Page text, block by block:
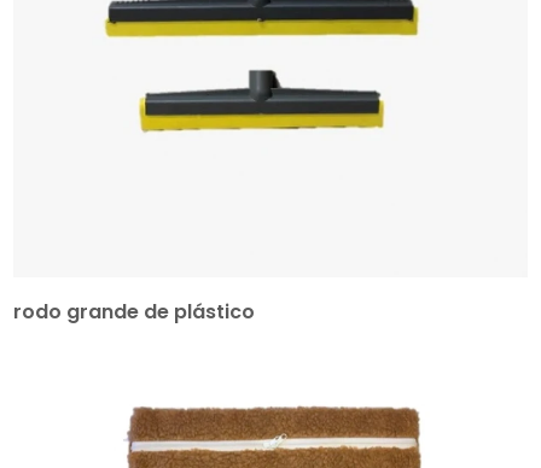
rodo grande de plástico